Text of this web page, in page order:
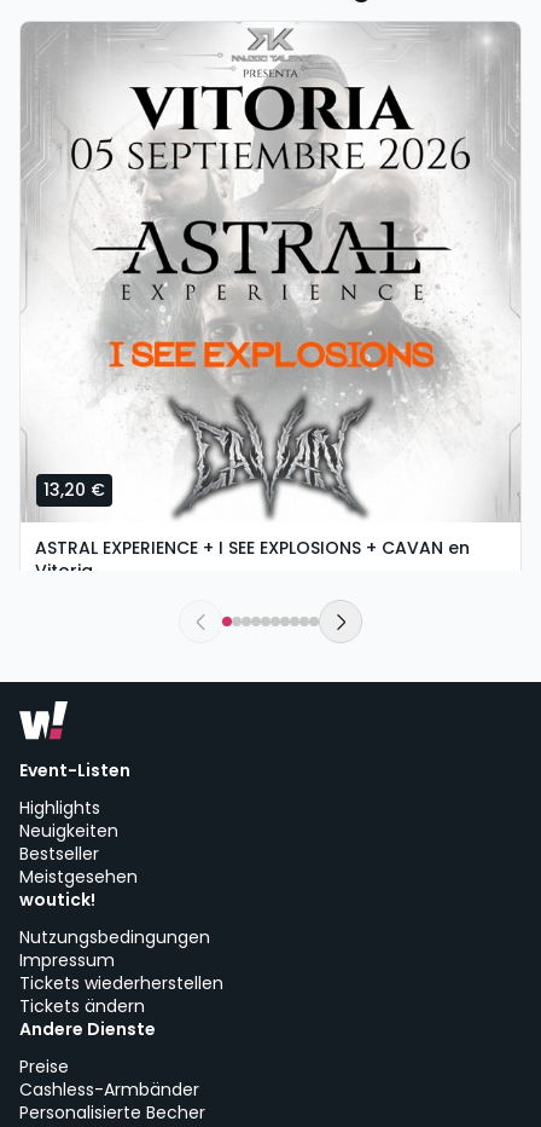
13,20 €
ASTRAL EXPERIENCE + I SEE EXPLOSIONS + CAVAN en
Vitoria
Urban Rock Concept | Vitoria-Gasteiz
Event-Listen
Highlights
Neuigkeiten
Bestseller
Meistgesehen
woutick!
Nutzungsbedingungen
Impressum
Tickets wiederherstellen
Tickets ändern
Andere Dienste
Preise
Cashless-Armbänder
Personalisierte Becher